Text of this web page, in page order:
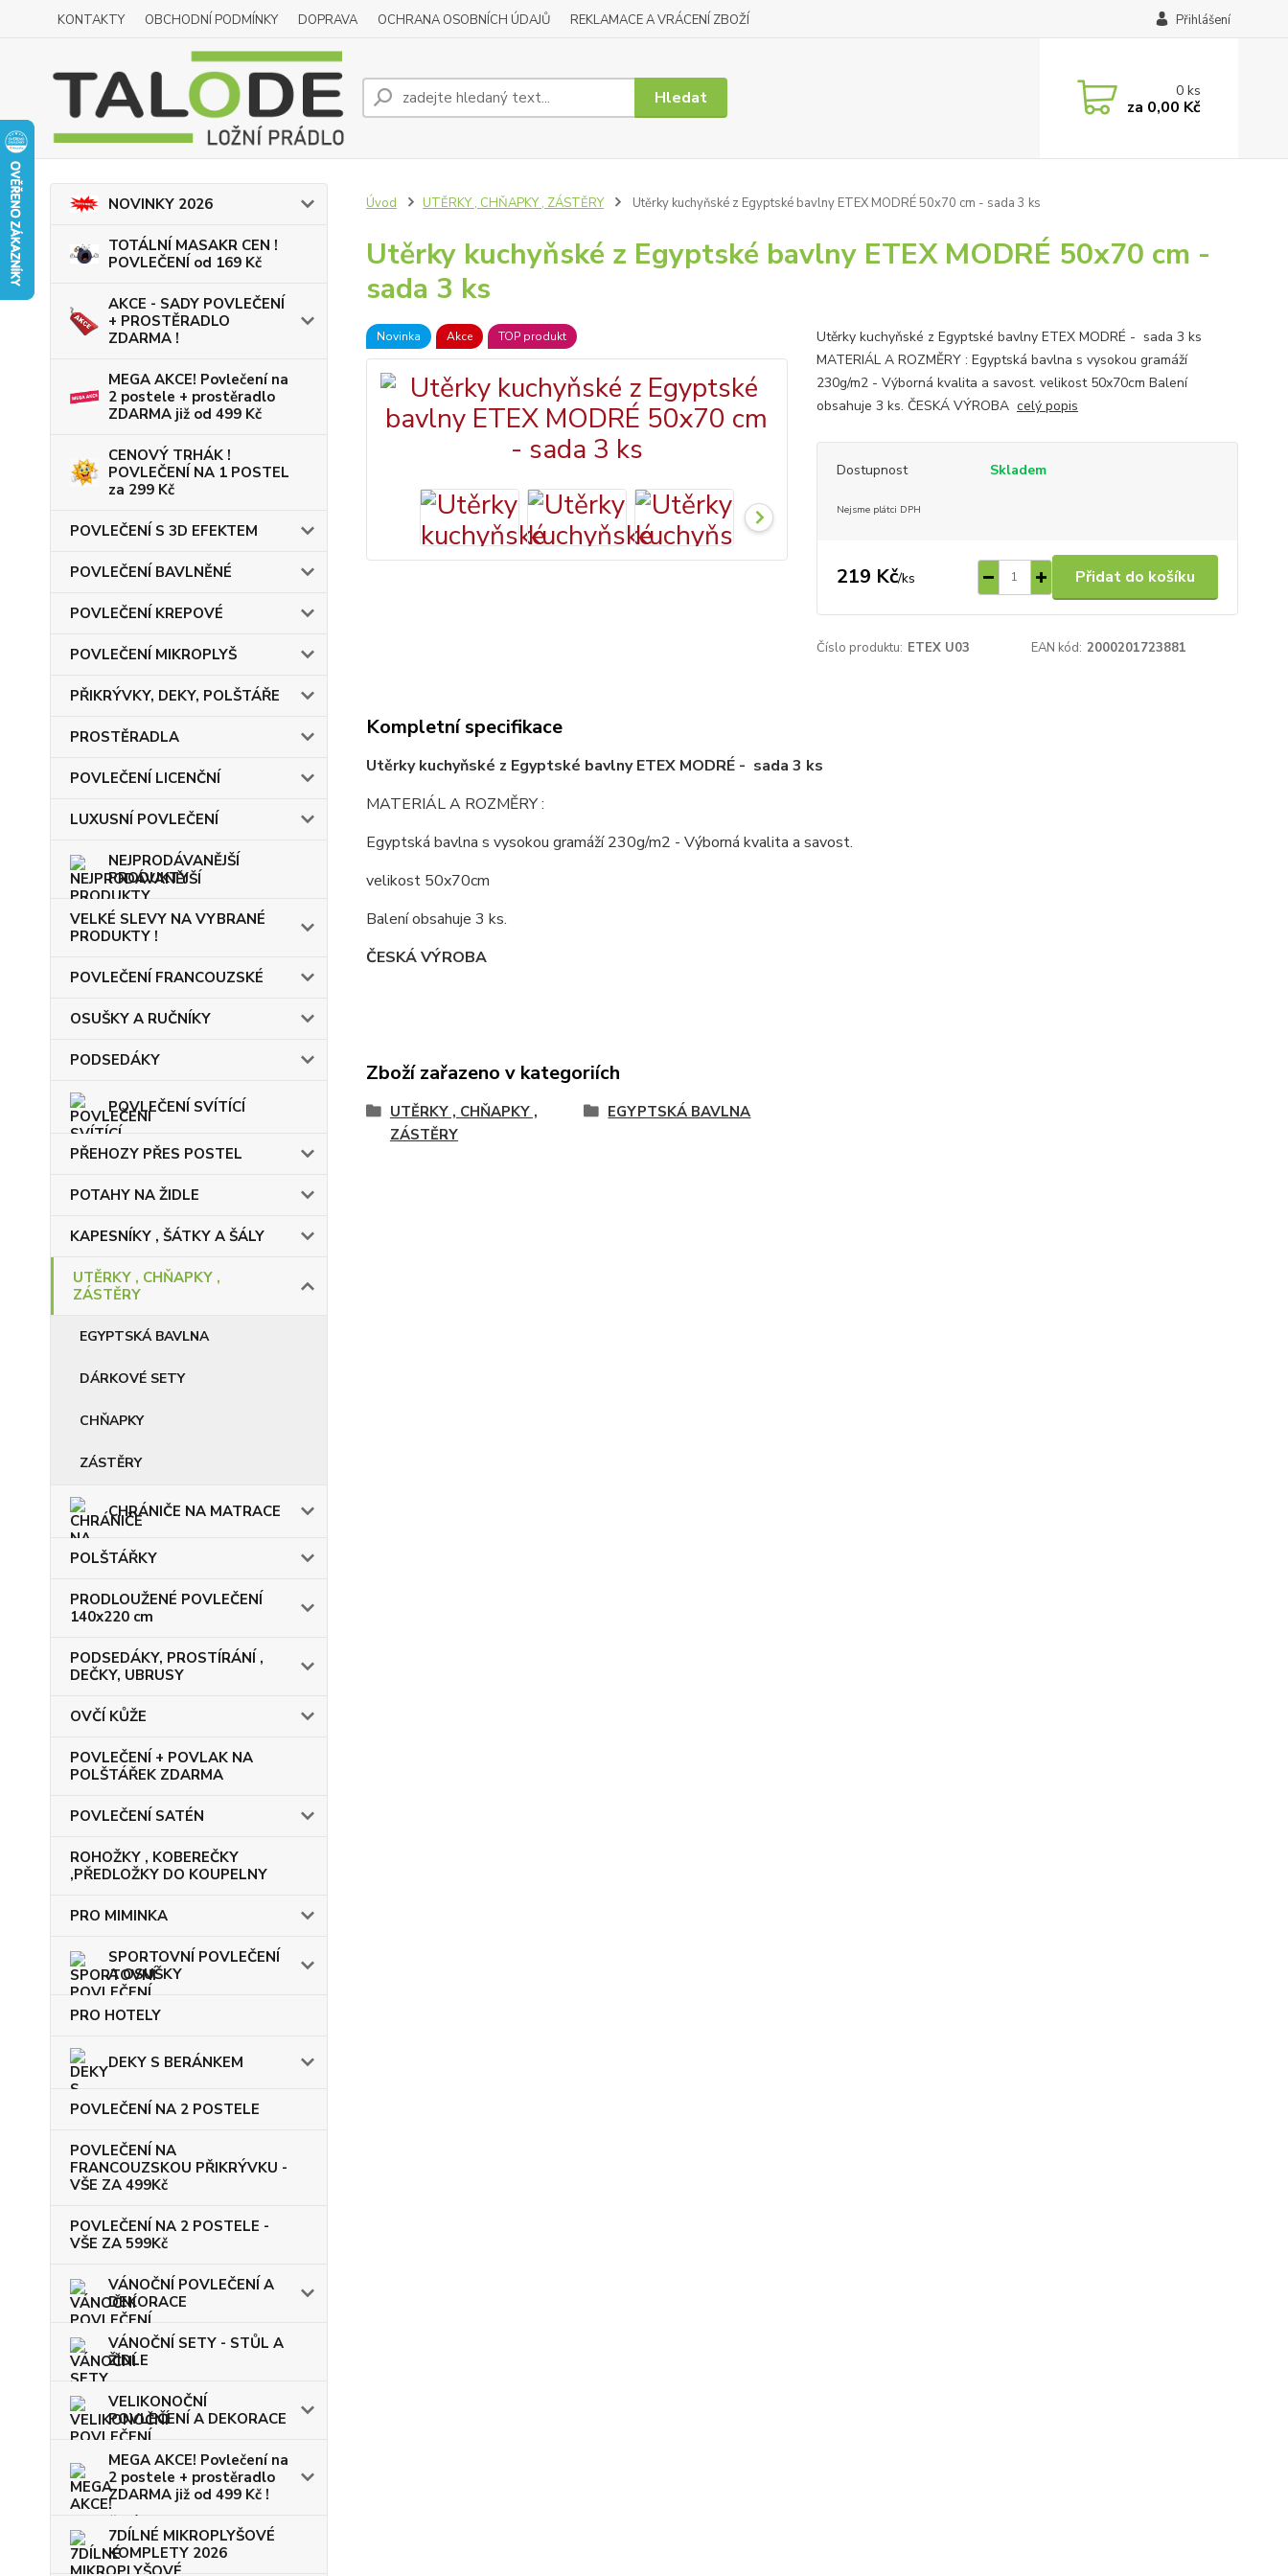
KONTAKTY OBCHODNÍ PODMÍNKY DOPRAVA OCHRANA OSOBNÍCH ÚDAJŮ REKLAMACE A VRÁCENÍ ZBOŽÍ Přihlášení
Hledat 0ks
za 0,00 Kč
NOVINKY 2026
TOTÁLNÍ MASAKR CEN !
POVLEČENÍ od 169 Kč
AKCE - SADY POVLEČENÍ
+ PROSTĚRADLO
ZDARMA !
MEGA AKCE! Povlečení na
2 postele + prostěradlo
ZDARMA již od 499 Kč
CENOVÝ TRHÁK !
POVLEČENÍ NA 1 POSTEL
za 299 Kč
POVLEČENÍ S 3D EFEKTEM
POVLEČENÍ BAVLNĚNÉ
POVLEČENÍ KREPOVÉ
POVLEČENÍ MIKROPLYŠ
PŘIKRÝVKY, DEKY, POLŠTÁŘE
PROSTĚRADLA
POVLEČENÍ LICENČNÍ
LUXUSNÍ POVLEČENÍ
NEJPRODÁVANĚJŠÍ
PRODUKTY
VELKÉ SLEVY NA VYBRANÉ
PRODUKTY !
POVLEČENÍ FRANCOUZSKÉ
OSUŠKY A RUČNÍKY
PODSEDÁKY
POVLEČENÍ SVÍTÍCÍ
PŘEHOZY PŘES POSTEL
POTAHY NA ŽIDLE
KAPESNÍKY , ŠÁTKY A ŠÁLY
UTĚRKY , CHŇAPKY ,
ZÁSTĚRY
EGYPTSKÁ BAVLNA
DÁRKOVÉ SETY
CHŇAPKY
ZÁSTĚRY
CHRÁNIČE NA MATRACE
POLŠTÁŘKY
PRODLOUŽENÉ POVLEČENÍ
140x220 cm
PODSEDÁKY, PROSTÍRÁNÍ ,
DEČKY, UBRUSY
OVČÍ KŮŽE
POVLEČENÍ + POVLAK NA
POLŠTÁŘEK ZDARMA
POVLEČENÍ SATÉN
ROHOŽKY , KOBEREČKY
,PŘEDLOŽKY DO KOUPELNY
PRO MIMINKA
SPORTOVNÍ POVLEČENÍ
A OSUŠKY
PRO HOTELY
DEKY S BERÁNKEM
POVLEČENÍ NA 2 POSTELE
POVLEČENÍ NA
FRANCOUZSKOU PŘIKRÝVKU -
VŠE ZA 499Kč
POVLEČENÍ NA 2 POSTELE -
VŠE ZA 599Kč
VÁNOČNÍ POVLEČENÍ A
DEKORACE
VÁNOČNÍ SETY - STŮL A
ŽIDLE
VELIKONOČNÍ
POVLEČENÍ A DEKORACE
MEGA AKCE! Povlečení na
2 postele + prostěradlo
ZDARMA již od 499 Kč !
7DÍLNÉ MIKROPLYŠOVÉ
KOMPLETY 2026
Úvod UTĚRKY , CHŇAPKY , ZÁSTĚRY Utěrky kuchyňské z Egyptské bavlny ETEX MODRÉ 50x70 cm - sada 3 ks
Utěrky kuchyňské z Egyptské bavlny ETEX MODRÉ 50x70 cm -
sada 3 ks
Novinka Akce TOP produkt
Utěrky kuchyňské z Egyptské bavlny ETEX MODRÉ - sada 3 ks
MATERIÁL A ROZMĚRY : Egyptská bavlna s vysokou gramáží
230g/m2 - Výborná kvalita a savost. velikost 50x70cm Balení
obsahuje 3 ks. ČESKÁ VÝROBA celý popis
Dostupnost Skladem
Nejsme plátci DPH
219 Kč/ks Přidat do košíku
Číslo produktu: ETEX U03 EAN kód: 2000201723881
Kompletní specifikace
Utěrky kuchyňské z Egyptské bavlny ETEX MODRÉ - sada 3 ks
MATERIÁL A ROZMĚRY :
Egyptská bavlna s vysokou gramáží 230g/m2 - Výborná kvalita a savost.
velikost 50x70cm
Balení obsahuje 3 ks.
ČESKÁ VÝROBA
Zboží zařazeno v kategoriích
UTĚRKY , CHŇAPKY ,
ZÁSTĚRY
EGYPTSKÁ BAVLNA